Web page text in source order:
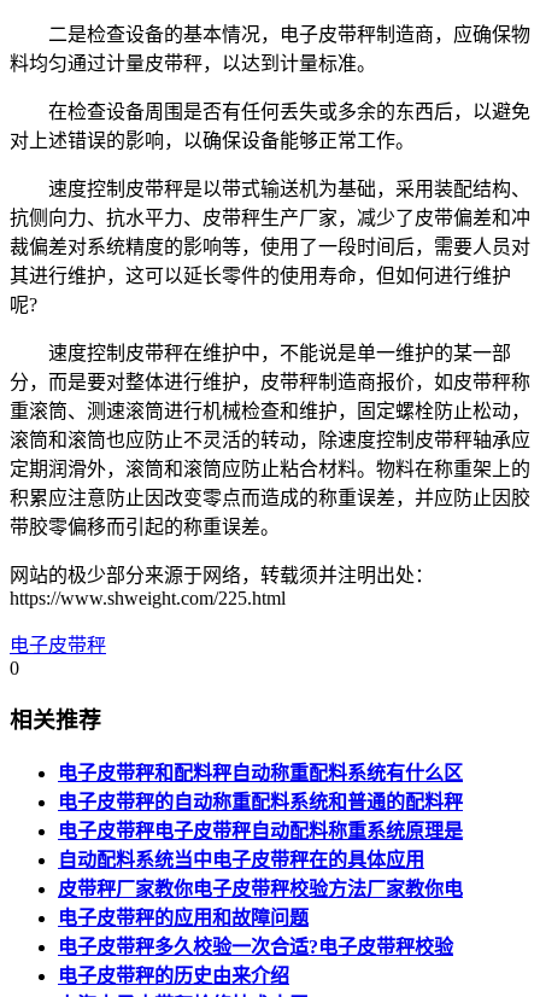
二是检查设备的基本情况，电子皮带秤制造商，应确保物
料均匀通过计量皮带秤，以达到计量标准。
在检查设备周围是否有任何丢失或多余的东西后，以避免
对上述错误的影响，以确保设备能够正常工作。
速度控制皮带秤是以带式输送机为基础，采用装配结构、
抗侧向力、抗水平力、皮带秤生产厂家，减少了皮带偏差和冲
裁偏差对系统精度的影响等，使用了一段时间后，需要人员对
其进行维护，这可以延长零件的使用寿命，但如何进行维护
呢?
速度控制皮带秤在维护中，不能说是单一维护的某一部
分，而是要对整体进行维护，皮带秤制造商报价，如皮带秤称
重滚筒、测速滚筒进行机械检查和维护，固定螺栓防止松动，
滚筒和滚筒也应防止不灵活的转动，除速度控制皮带秤轴承应
定期润滑外，滚筒和滚筒应防止粘合材料。物料在称重架上的
积累应注意防止因改变零点而造成的称重误差，并应防止因胶
带胶零偏移而引起的称重误差。
网站的极少部分来源于网络，转载须并注明出处：
https://www.shweight.com/225.html
电子皮带秤
0
相关推荐
电子皮带秤和配料秤自动称重配料系统有什么区
电子皮带秤的自动称重配料系统和普通的配料秤
电子皮带秤电子皮带秤自动配料称重系统原理是
自动配料系统当中电子皮带秤在的具体应用
皮带秤厂家教你电子皮带秤校验方法厂家教你电
电子皮带秤的应用和故障问题
电子皮带秤多久校验一次合适?电子皮带秤校验
电子皮带秤的历史由来介绍